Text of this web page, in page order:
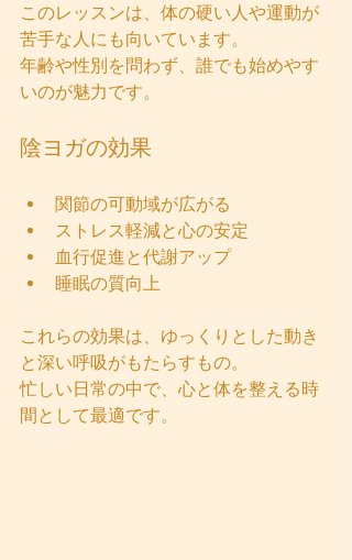
このレッスンは、体の硬い人や運動が
苦手な人にも向いています。
年齢や性別を問わず、誰でも始めやす
いのが魅力です。
陰ヨガの効果
関節の可動域が広がる
ストレス軽減と心の安定
血行促進と代謝アップ
睡眠の質向上
これらの効果は、ゆっくりとした動き
と深い呼吸がもたらすもの。
忙しい日常の中で、心と体を整える時
間として最適です。